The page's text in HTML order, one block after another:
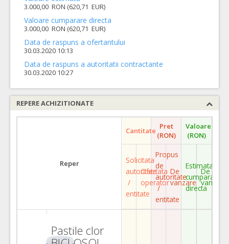
3.000,00 RON (620,71 EUR)
Valoare cumparare directa
3.000,00 RON (620,71 EUR)
Data de raspuns a ofertantului
30.03.2020 10:13
Data de raspuns a autoritatii contractante
30.03.2020 10:27
REPERE ACHIZITIONATE
Reper
Cantitate Pret
(RON)
Valoare
(RON)
Solicitata
autoritate
/
entitate
Ofertata
operator
Propus
de
autoritate
/
entitate
De
vanzare
Estimata
cumparare
directa
De
vanzare
Pastile clor